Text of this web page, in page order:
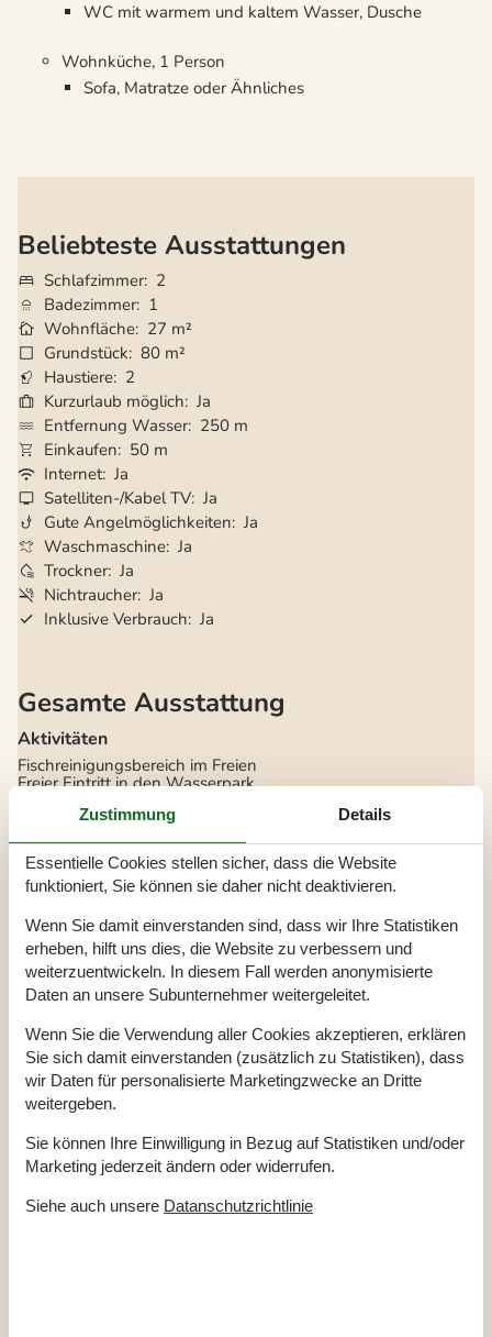
WC mit warmem und kaltem Wasser, Dusche
Wohnküche, 1 Person
Sofa, Matratze oder Ähnliches
Beliebteste Ausstattungen
Schlafzimmer 2
Badezimmer 1
Wohnfläche 27 m²
Grundstück 80 m²
Haustiere 2
Kurzurlaub möglich Ja
Entfernung Wasser 250 m
Einkaufen
50 m
Internet Ja
Satelliten-/Kabel TV Ja
Gute Angelmöglichkeiten Ja
Waschmaschine Ja
Trockner Ja
Nichtraucher Ja
Inklusive Verbrauch Ja
Gesamte Ausstattung
Aktivitäten
Fischreinigungsbereich im Freien
Freier Eintritt in den Wasserpark
Lagerfeuerplatz
Badezimmer
TOILETTE. Heißes und kaltes Wasser
Diverse
Anzahl Haustiere 2
Anzahl Sonnenliegen 2
Baujahr 2012
Baumaterial: Holz
Ferienhaus 27 m²
Gemeinschaftstrockner
Gemeinschafts-Waschmaschine
Haustiere Ja 2
Heizung, Elektroheizung
Satellitenschüssel, deutsche Sender
Staubsauger
Verbrauchskosten inkl.
Winterfest
Zustimmung Details
Essentielle Cookies stellen sicher, dass die Website
funktioniert, Sie können sie daher nicht deaktivieren.
Wenn Sie damit einverstanden sind, dass wir Ihre Statistiken
erheben, hilft uns dies, die Website zu verbessern und
weiterzuentwickeln. In diesem Fall werden anonymisierte
Daten an unsere Subunternehmer weitergeleitet.
Wenn Sie die Verwendung aller Cookies akzeptieren, erklären
Sie sich damit einverstanden (zusätzlich zu Statistiken), dass
wir Daten für personalisierte Marketingzwecke an Dritte
weitergeben.
Sie können Ihre Einwilligung in Bezug auf Statistiken und/oder
Marketing jederzeit ändern oder widerrufen.
Siehe auch unsere Datanschutzrichtlinie